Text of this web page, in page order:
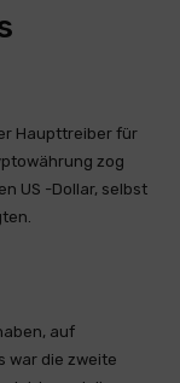
Haupttreiber für
zog
US -Dollar, selbst
auf
war die zweite